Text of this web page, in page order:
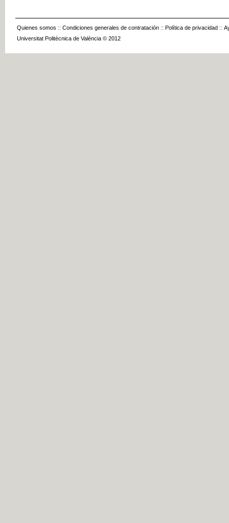
Quienes somos :: Condiciones generales de contratación :: Política de privacidad ::
Universitat Politècnica de València © 2012